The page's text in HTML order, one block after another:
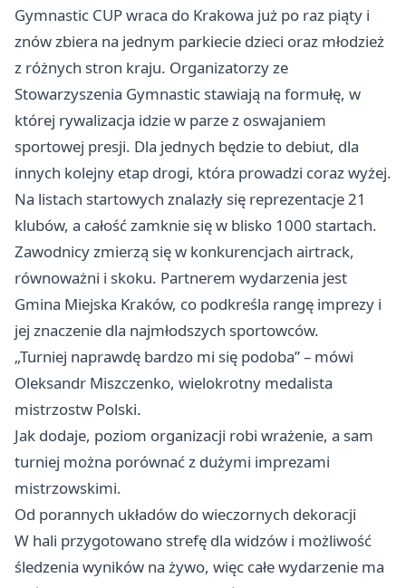
Gymnastic CUP wraca do Krakowa już po raz piąty i
znów zbiera na jednym parkiecie dzieci oraz młodzież
z różnych stron kraju. Organizatorzy ze
Stowarzyszenia Gymnastic stawiają na formułę, w
której rywalizacja idzie w parze z oswajaniem
sportowej presji. Dla jednych będzie to debiut, dla
innych kolejny etap drogi, która prowadzi coraz wyżej.
Na listach startowych znalazły się reprezentacje 21
klubów, a całość zamknie się w blisko 1000 startach.
Zawodnicy zmierzą się w konkurencjach airtrack,
równoważni i skoku. Partnerem wydarzenia jest
Gmina Miejska Kraków, co podkreśla rangę imprezy i
jej znaczenie dla najmłodszych sportowców.
„Turniej naprawdę bardzo mi się podoba” – mówi
Oleksandr Miszczenko, wielokrotny medalista
mistrzostw Polski.
Jak dodaje, poziom organizacji robi wrażenie, a sam
turniej można porównać z dużymi imprezami
mistrzowskimi.
Od porannych układów do wieczornych dekoracji
W hali przygotowano strefę dla widzów i możliwość
śledzenia wyników na żywo, więc całe wydarzenie ma